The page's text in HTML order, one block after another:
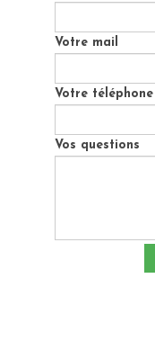
Votre mail
Votre téléphone
Vos questions